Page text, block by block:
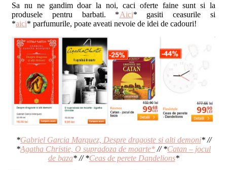
Sa nu ne gandim doar la noi, caci oferte faine sunt si la
produsele pentru barbati. *Aici* gasiti ceasurile si
*aici* parfumurile, poate aveati nevoie de idei de cadouri!
*Gabriel Garcia Marquez, Despre dragoste si alti demoni* //
*Agatha Christie, O supradoza de moarte* // *Catan – jocul
de baza* // *Ceas de perete Dandelions*